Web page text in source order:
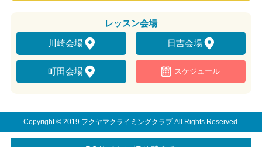
レッスン会場
川崎会場
日吉会場
町田会場 スケジュール
Copyright © 2019 フクヤマクライミングクラブ All Rights Reserved.